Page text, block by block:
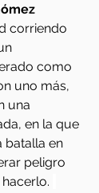
corriendo
como
uno más,
una
en la que
batalla en
peligro